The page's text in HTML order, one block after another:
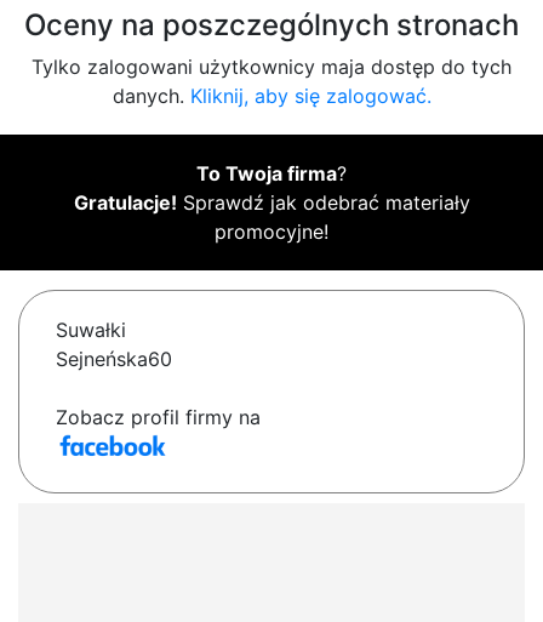
Oceny na poszczególnych stronach
Tylko zalogowani użytkownicy maja dostęp do tych
danych. Kliknij, aby się zalogować.
To Twoja firma?
Gratulacje! Sprawdź jak odebrać materiały
promocyjne!
Suwałki
Sejneńska60
Zobacz profil firmy na